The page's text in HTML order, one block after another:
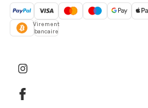
Virement
bancaire